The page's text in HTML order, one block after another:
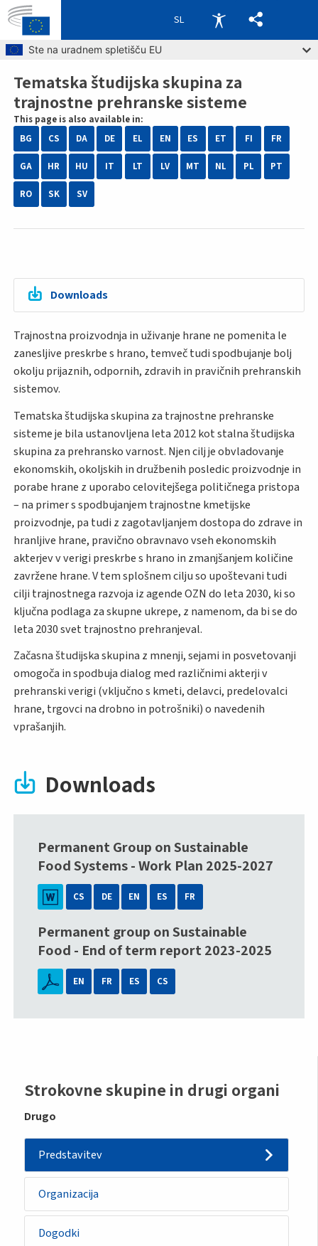
Skip to main content
Ste na uradnem spletišču EU
SL
Sidemenu
-
other
body
Strokovne skupine in drugi organi
Drugo
Predstavitev
Organizacija
Dogodki
Breadcrumb
Tematska študijska skupina za
trajnostne prehranske sisteme
This page is also available in:
BG
CS DA DE EL EN ES ET FI FR
GA HR HU IT LT LV MT NL PL PT
RO SK SV
Trajnostna proizvodnja in uživanje hrane ne pomenita le
zanesljive preskrbe s hrano, temveč tudi spodbujanje bolj
okolju prijaznih, odpornih, zdravih in pravičnih prehranskih
sistemov.
Tematska študijska skupina za trajnostne prehranske
sisteme je bila ustanovljena leta 2012 kot stalna študijska
skupina za prehransko varnost. Njen cilj je obvladovanje
ekonomskih, okoljskih in družbenih posledic proizvodnje in
porabe hrane z uporabo celovitejšega političnega pristopa
– na primer s spodbujanjem trajnostne kmetijske
proizvodnje, pa tudi z zagotavljanjem dostopa do zdrave in
hranljive hrane, pravično obravnavo vseh ekonomskih
akterjev v verigi preskrbe s hrano in zmanjšanjem količine
zavržene hrane. V tem splošnem cilju so upoštevani tudi
cilji trajnostnega razvoja iz agende OZN do leta 2030, ki so
ključna podlaga za skupne ukrepe, z namenom, da bi se do
leta 2030 svet trajnostno prehranjeval.
Začasna študijska skupina z mnenji, sejami in posvetovanji
omogoča in spodbuja dialog med različnimi akterji v
prehranski verigi (vključno s kmeti, delavci, predelovalci
hrane, trgovci na drobno in potrošniki) o navedenih
vprašanjih.
Downloads
Permanent Group on Sustainable
Food Systems - Work Plan 2025-2027
CS DE EN ES FR
Permanent group on Sustainable
Food - End of term report 2023-2025
EN FR ES CS
Downloads